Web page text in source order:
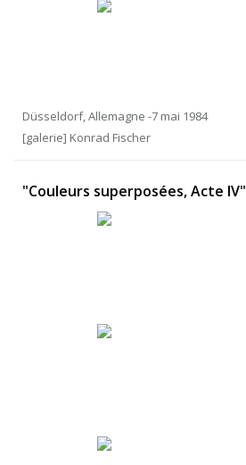
Düsseldorf, Allemagne -7 mai 1984
[galerie] Konrad Fischer
"Couleurs superposées, Acte IV"